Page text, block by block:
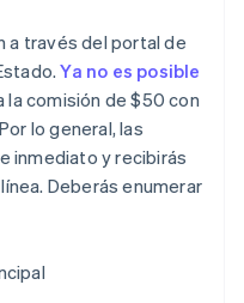
a través del portal de
Ya no es posible
la comisión de $50 con
lo general, las
inmediato y recibirás
Deberás enumerar